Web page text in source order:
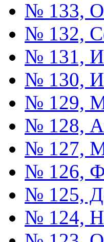
№ 133,
№ 132,
№ 131,
№ 130,
№ 129,
№ 128,
№ 127,
№ 126,
№ 125,
№ 124,